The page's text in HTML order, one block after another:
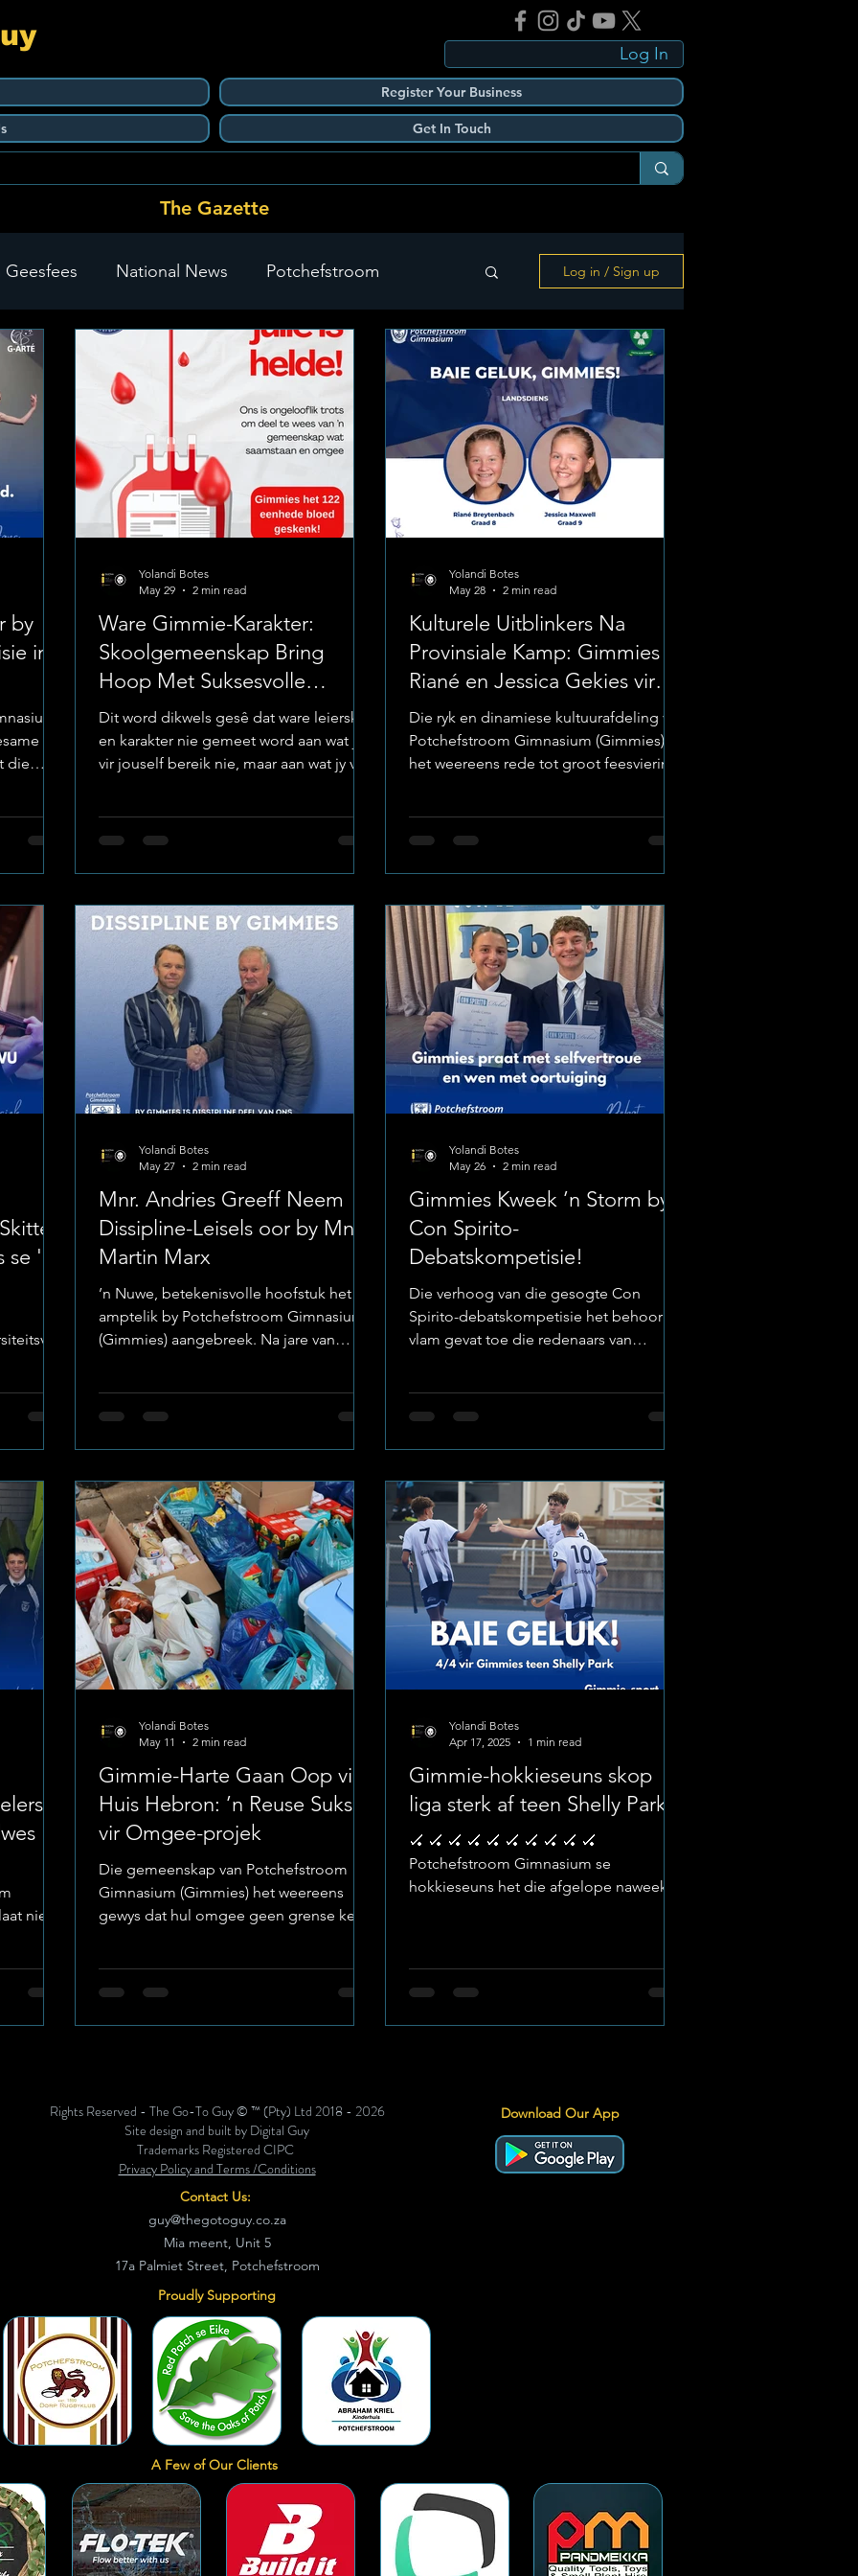
Log In
Register Your Business
Get In Touch
The Gazette
Geesfees National News Potchefstroom
Carletonville The Go-To Guy Updates Flo-Tek
Log in / Sign up
by
in
die
as 'n
Lof vir
Naas
Ware Gimmie-Karakter:
Skoolgemeenskap Bring
Hoop Met Suksesvolle
Bloedskenkprojek
Dit word dikwels gesê dat ware leierskap
en karakter nie gemeet word aan wat jy
vir jouself bereik nie, maar aan wat jy vir
Gimnasium (Gimmies) het hierdie week
bewys deur in hul getalle op te daag om
die kosbaarste geskenk van almal te
skenk: die geskenk van lewe. Foto:
Potchefstroom Gimnasium Met die land
se bloedvoorraad wat deurlopend onder
strawwe druk verkeer, he
Yolandi Botes
May 29
2 min read
Kulturele Uitblinkers Na
Provinsiale Kamp: Gimmies se
Riané en Jessica Gekies vir
Elite-Groepe
Die ryk en dinamiese kultuurafdeling van
Potchefstroom Gimnasium (Gimmies)
het weereens rede tot groot feesviering.
aangekondig dat twee van hul
Breytenbach (Graad 8) and Jessica
Maxwell (Graad 9), amptelik gekies is om
die gesogte Provinsiale Kamp in Junie
te verteenwoordig. Hierdie elite-
insluiting plaas albei junior Gimmies
tussen die heel beste jong kunstenaars
en kultuurleie
Yolandi Botes
May 28
2 min read
'In
reeds
bars
van
sy plek
Mnr. Andries Greeff Neem
Dissipline-Leisels oor by Mnr.
Martin Marx
’n Nuwe, betekenisvolle hoofstuk het
amptelik by Potchefstroom Gimnasium
(Gimmies) aangebreek. Na jare van
Marx, die leisels oor aan sy opvolger,
Potchefstroom Gimnasium Hierdie
strategiese leierskapwending merk die
einde van ’n merkwaardige era, maar lui
terselfdertyd ’n nuwe seisoen in waar die
skool se rotsvaste waardestelsel en
fokus op karaktervorming deurlopend
voort
Yolandi Botes
May 27
2 min read
Gimmies Kweek ’n Storm by
Con Spirito-
Debatskompetisie!
Die verhoog van die gesogte Con
Spirito-debatskompetisie het behoorlik
vlam gevat toe die redenaars van
en formidabele standpunte ingespan
Die skool se kultuurafdeling het met
groot trots ’n rits uitsonderlike uitslae
bekendgemaak wat bewys dat Gimmie-
leerders nie net op die sportveld nie,
maar ook in die akademiese en kulturele
arena die septer swaai. Met
indrukwekkend
Yolandi Botes
May 26
2 min read
nie;
Sewe
hulle
Gimmie-Harte Gaan Oop vir
Huis Hebron: ’n Reuse Sukses
vir Omgee-projek
Die gemeenskap van Potchefstroom
Gimnasium (Gimmies) het weereens
gewys dat hul omgee geen grense ken
danksy die oorweldigende vrygewigheid
het om ’n tasbare verskil in die lewens
staan bekend vir hul uitnemendheid op
die sportveld en in die klaskamer, maar
Yolandi Botes
May 11
2 min read
Gimmie-hokkieseuns skop
liga sterk af teen Shelly Park
🏑 🏑 🏑 🏑 🏑 🏑 🏑 🏑 🏑 🏑
Potchefstroom Gimnasium se
hokkieseuns het die afgelope naweek
Yolandi Botes
Apr 17, 2025
1 min read
Rights Reserved - The Go-To Guy © ™ (Pty) Ltd 2018 - 2026
Site design and built by Digital Guy
Trademarks Registered CIPC
Privacy Policy and Terms /Conditions
Download Our App
Contact Us:
guy@thegotoguy.co.za
Mia meent, Unit 5
17a Palmiet Street, Potchefstroom
Proudly Supporting
A Few of Our Clients